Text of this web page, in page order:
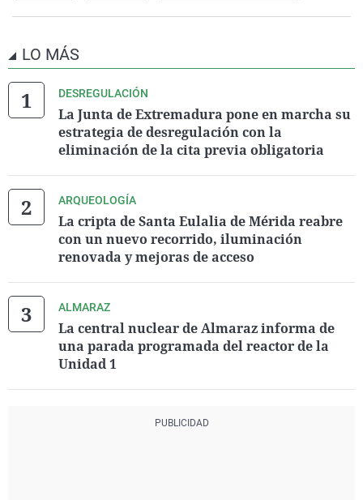
LO MÁS
DESREGULACIÓN
La Junta de Extremadura pone en marcha su
estrategia de desregulación con la
eliminación de la cita previa obligatoria
ARQUEOLOGÍA
La cripta de Santa Eulalia de Mérida reabre
con un nuevo recorrido, iluminación
renovada y mejoras de acceso
ALMARAZ
La central nuclear de Almaraz informa de
una parada programada del reactor de la
Unidad 1